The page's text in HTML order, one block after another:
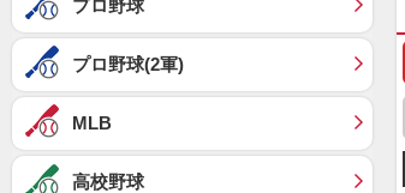
プロ野球
プロ野球(2軍)
MLB
高校野球